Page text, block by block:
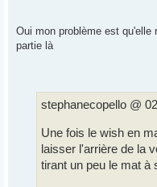
Oui mon problème est
partie là
stephanecopello @
Une fois le wish en
laisser l'arrière de la
tirant un peu le mat à